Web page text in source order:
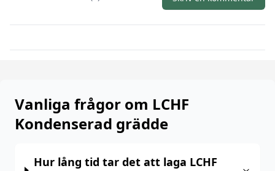
Vanliga frågor om LCHF
Kondenserad grädde
Hur lång tid tar det att laga LCHF